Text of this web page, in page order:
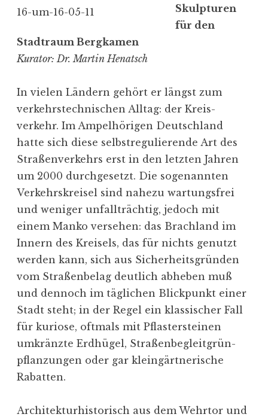
Skulp­turen
für den
Stadtraum Bergkamen
Kurator: Dr. Martin Henatsch
In vielen Ländern gehört er längst zum
verkehrs­tech­ni­schen Alltag: der Kreis­
verkehr. Im Ampel­hö­rigen Deutschland
hatte sich diese selbst­re­gu­lie­rende Art des
Straßenverkehrs­ erst in den letzten Jahren
um 2000 durch­ge­setzt. Die sogenannten
Verkehrs­kreisel sind nahezu wartungsfrei
und weniger unfall­trächtig, jedoch mit
einem Manko versehen: das Brachland im
Innern des Kreisels, das für nichts genutzt
werden kann, sich aus Sicher­heits­gründen
vom Straßen­belag deutlich abheben muß
und dennoch im täglichen Blick­punkt einer
Stadt steht; in der Regel ein klassi­scher Fall
für kuriose, oftmals mit Pflas­ter­steinen
umkränzte Erdhügel, Straßenbegleitgrün­
pflan­zun­gen oder gar klein­gärt­ne­rische
Rabatten.
Archi­tek­tur­his­to­risch aus dem Wehrtor und